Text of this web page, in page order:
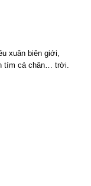
xuân biên giới,
tím cả chân… trời.